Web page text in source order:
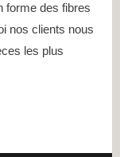
forme des fibres
nos clients nous
les plus